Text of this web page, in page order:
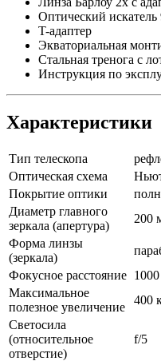
Оптический искатель
T-адаптер
Экваториальная
Стальная тренога с
Инструкция по
Характеристики
Тип телескопа
Оптическая схема
Покрытие оптики
Диаметр главного
зеркала (апертура)
200
Форма линзы
(зеркала)
Фокусное расстояние
Максимальное
полезное увеличение
400
Светосила
(относительное
отверстие)
f/5